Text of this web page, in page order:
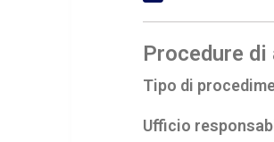
Procedure
Tipo di
Ufficio